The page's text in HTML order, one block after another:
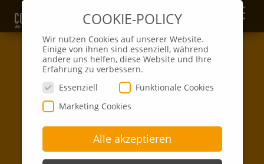
☰
COOKIE-POLICY
Wir nutzen Cookies auf unserer Website.
Einige von ihnen sind essenziell, während
andere uns helfen, diese Website und Ihre
Erfahrung zu verbessern.
Essenziell
Funktionale Cookies
Marketing Cookies
Alle akzeptieren